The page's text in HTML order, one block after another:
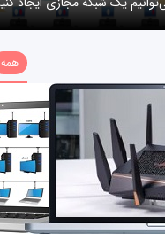
همه